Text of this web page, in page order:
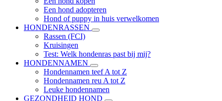
Een hond adopteren
Hond of puppy in huis verwelkomen
HONDENRASSEN
Rassen (FCI)
Kruisingen
Test: Welk hondenras past bij mij?
HONDENNAMEN
Hondennamen teef A tot Z
Hondennamen reu A tot Z
Leuke hondennamen
GEZONDHEID HOND